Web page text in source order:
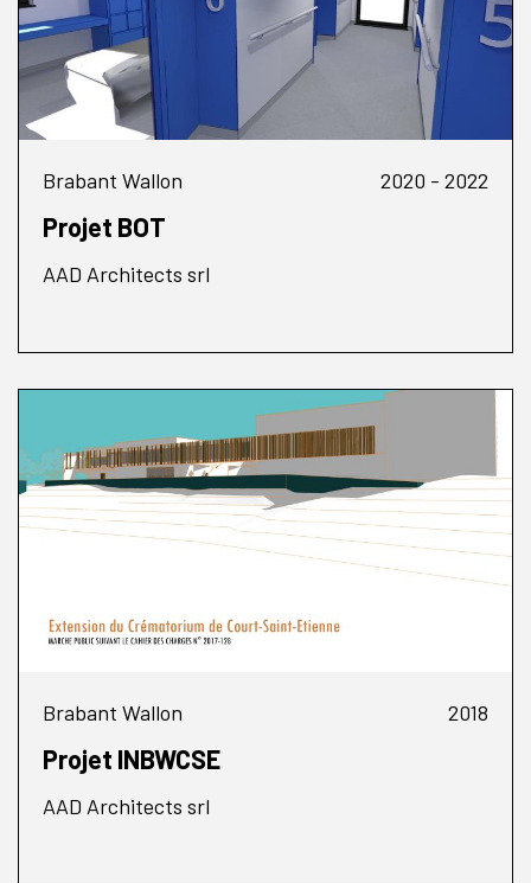
Brabant Wallon 2020 - 2022
Projet BOT
AAD Architects srl
Brabant Wallon 2018
Projet INBWCSE
AAD Architects srl